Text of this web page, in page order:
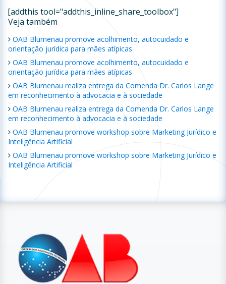
[addthis tool="addthis_inline_share_toolbox"]
Veja também
OAB Blumenau promove acolhimento, autocuidado e
orientação jurídica para mães atípicas
OAB Blumenau promove acolhimento, autocuidado e
orientação jurídica para mães atípicas
OAB Blumenau realiza entrega da Comenda Dr. Carlos Lange
em reconhecimento à advocacia e à sociedade
OAB Blumenau realiza entrega da Comenda Dr. Carlos Lange
em reconhecimento à advocacia e à sociedade
OAB Blumenau promove workshop sobre Marketing Jurídico e
Inteligência Artificial
OAB Blumenau promove workshop sobre Marketing Jurídico e
Inteligência Artificial